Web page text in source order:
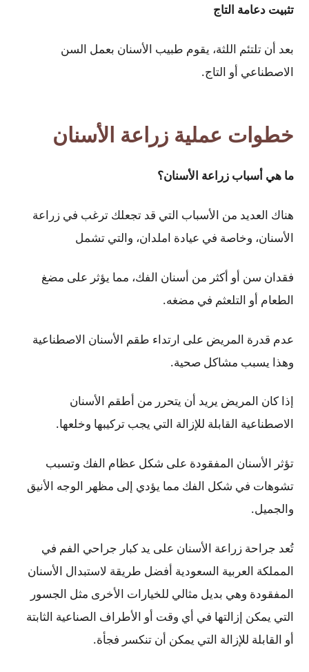
تثبيت دعامة التاج
بعد أن تلتئم اللثة، يقوم طبيب الأسنان بعمل السن
الاصطناعي أو التاج.
خطوات عملية زراعة الأسنان
ما هي أسباب زراعة الأسنان؟
هناك العديد من الأسباب التي قد تجعلك ترغب في زراعة
الأسنان، وخاصة في عيادة املدان، والتي تشمل
فقدان سن أو أكثر من أسنان الفك، مما يؤثر على مضغ
الطعام أو التلعثم في مضغه.
عدم قدرة المريض على ارتداء طقم الأسنان الاصطناعية
وهذا يسبب مشاكل صحية.
إذا كان المريض يريد أن يتحرر من أطقم الأسنان
الاصطناعية القابلة للإزالة التي يجب تركيبها وخلعها.
تؤثر الأسنان المفقودة على شكل عظام الفك وتسبب
تشوهات في شكل الفك مما يؤدي إلى مظهر الوجه الأنيق
والجميل.
تُعد جراحة زراعة الأسنان على يد كبار جراحي الفم في
المملكة العربية السعودية أفضل طريقة لاستبدال الأسنان
المفقودة وهي بديل مثالي للخيارات الأخرى مثل الجسور
التي يمكن إزالتها في أي وقت أو الأطراف الصناعية الثابتة
أو القابلة للإزالة التي يمكن أن تنكسر فجأة.